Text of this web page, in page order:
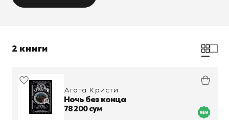
2 книги
Агата Кристи
Ночь без конца
78 200 сум